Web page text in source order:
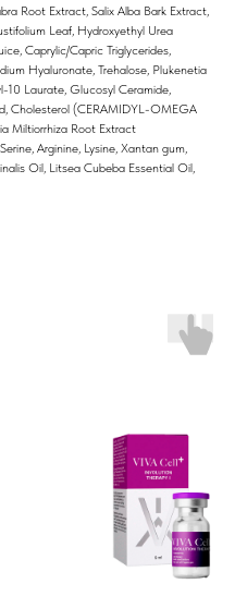
Root Extract, Salix Alba Bark Extract,
Leaf, Hydroxyethyl Urea
Caprylic/Capric Triglycerides,
Hyaluronate, Trehalose, Plukenetia
10 Laurate, Glucosyl Ceramide,
Cholesterol (CERAMIDYL-OMEGA
Miltiorrhiza Root Extract
Arginine, Lysine, Xantan gum,
Oil, Litsea Cubeba Essential Oil,